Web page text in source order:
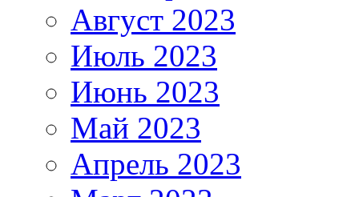
Август 2023
Июль 2023
Июнь 2023
Май 2023
Апрель 2023